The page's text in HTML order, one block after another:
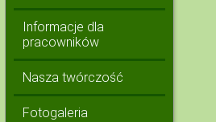
Informacje dla
pracowników
Nasza twórczość
Fotogaleria